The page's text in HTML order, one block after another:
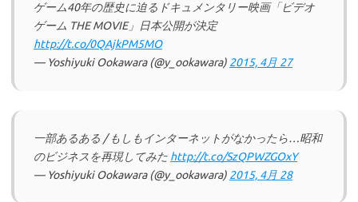
ゲーム40年の歴史に迫るドキュメンタリー映画「ビデオ
ゲーム THE MOVIE」日本公開が決定
http://t.co/0QAjkPM5MO
— Yoshiyuki Ookawara (@y_ookawara) 2015, 4月 27
一部あるある / もしもインターネットがなかったら…昭和
のビジネスを再現してみた http://t.co/SzQPWZGOxY
— Yoshiyuki Ookawara (@y_ookawara) 2015, 4月 28